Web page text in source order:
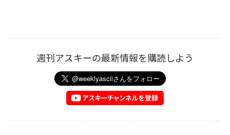
週刊アスキーの最新情報を購読しよう